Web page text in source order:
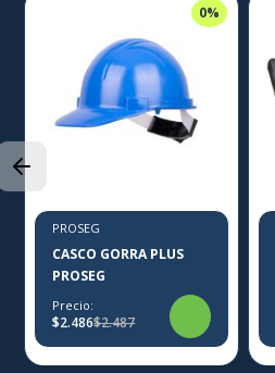
0%
PROSEG
CASCO GORRA PLUS
PROSEG
Precio:
$2.486$2.487